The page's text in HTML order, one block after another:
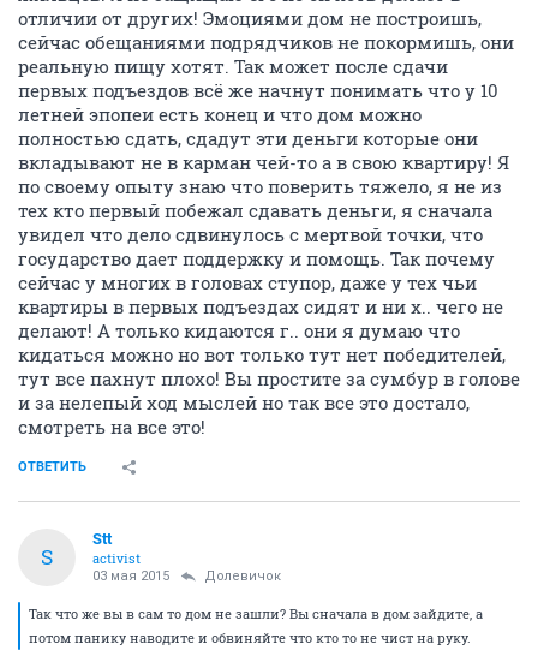
отличии от других! Эмоциями дом не построишь,
сейчас обещаниями подрядчиков не покормишь, они
реальную пищу хотят. Так может после сдачи
первых подъездов всё же начнут понимать что у 10
летней эпопеи есть конец и что дом можно
полностью сдать, сдадут эти деньги которые они
вкладывают не в карман чей-то а в свою квартиру! Я
по своему опыту знаю что поверить тяжело, я не из
тех кто первый побежал сдавать деньги, я сначала
увидел что дело сдвинулось с мертвой точки, что
государство дает поддержку и помощь. Так почему
сейчас у многих в головах ступор, даже у тех чьи
квартиры в первых подъездах сидят и ни х.. чего не
делают! А только кидаются г.. они я думаю что
кидаться можно но вот только тут нет победителей,
тут все пахнут плохо! Вы простите за сумбур в голове
и за нелепый ход мыслей но так все это достало,
смотреть на все это!
ОТВЕТИТЬ
S
Stt
activist
03 мая 2015 Долевичок
Так что же вы в сам то дом не зашли? Вы сначала в дом зайдите, а
потом панику наводите и обвиняйте что кто то не чист на руку.